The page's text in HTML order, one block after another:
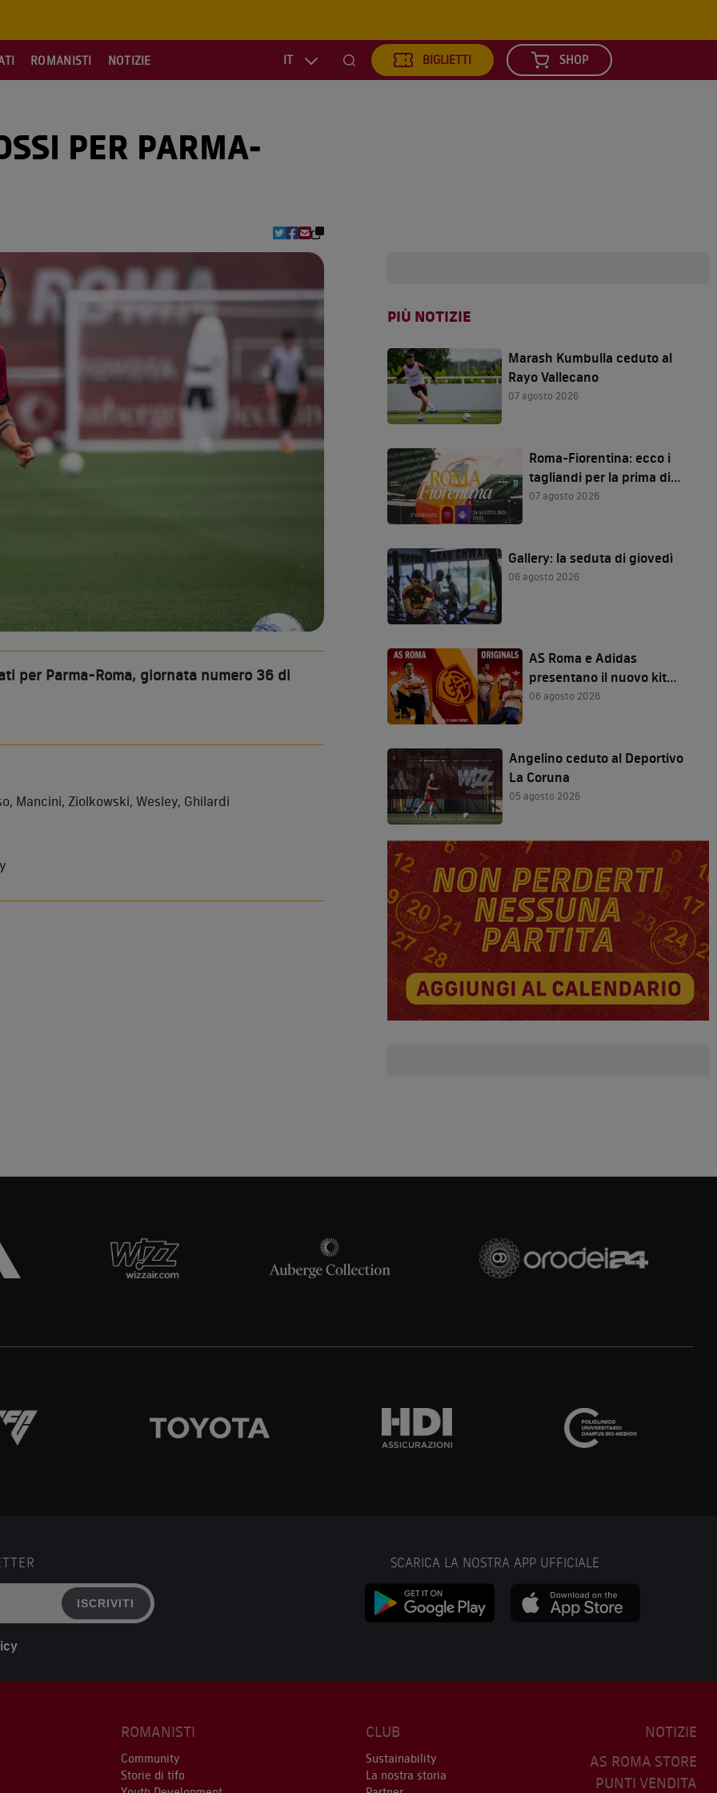
ROMANISTI NOTIZIE IT Search BIGLIETTI SHOP
PER PARMA-
per Parma-Roma, giornata numero 36 di
Mancini, Ziolkowski, Wesley, Ghilardi
PIÙ NOTIZIE
Marash Kumbulla ceduto al
Rayo Vallecano
07 agosto 2026
Roma-Fiorentina: ecco i
tagliandi per la prima di
Serie A!
07 agosto 2026
Gallery: la seduta di giovedì
06 agosto 2026
AS Roma e Adidas
presentano il nuovo kit
away per la stagione
06 agosto 2026
Angelino ceduto al Deportivo
La Coruna
05 agosto 2026
ISCRIVITI
.
SCARICA LA NOSTRA APP UFFICIALE
ROMANISTI
Community
Storie di tifo
CLUB
Sustainability
La nostra storia
NOTIZIE
AS ROMA STORE
PUNTI VENDITA